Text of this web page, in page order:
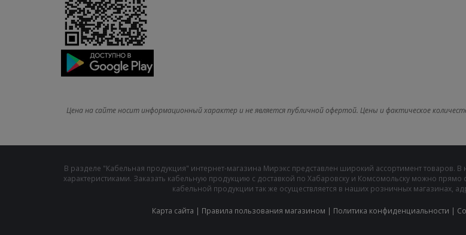
Цена на сайте носит информационный характер и не является публичной офертой. Цены и фактическое
В разделе "Кабельная продукция" интернет-магазина Мирэкс представлен широкий ассортимент товаров.
характеристиками. Заказать кабельную продукцию с доставкой по Хабаровску и Комсомольску можно
кабельной продукции так же осуществляется в наших розничных магазинах,
Карта сайта | Правила пользования магазином | Политика конфиденциальности |